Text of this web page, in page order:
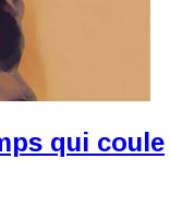
qui coule